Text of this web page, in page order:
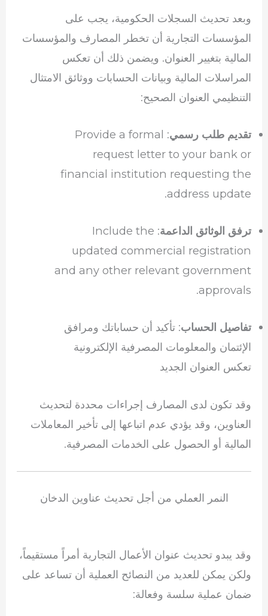
وبعد تحديث السجلات الحكومية، يجب على
المؤسسات التجارية أن تخطر المصارف والمؤسسات
المالية بتغيير العنوان. ويضمن ذلك أن تعكس
المراسلات المالية وبيانات الحسابات ووثائق الامتثال
التنظيمي العنوان الصحيح:
تقديم طلب رسمي : Provide a formal
request letter to your bank or
financial institution requesting the
address update.
ترفق الوثائق الداعمة : Include the
updated commercial registration
and any other relevant government
approvals.
تفاصيل الحساب: تأكيد أن حساباتك ومرافق
الإئتمان والمعلومات المصرفية الإلكترونية
تعكس العنوان الجديد
وقد تكون لدى المصارف إجراءات محددة لتحديث
العناوين، وقد يؤدي عدم اتباعها إلى تأخير المعاملات
المالية أو الحصول على الخدمات المصرفية.
النمر العملي من أجل تحديث عناوين الدخان
وقد يبدو تحديث عنوان الأعمال التجارية أمراً مستقيماً،
ولكن يمكن للعديد من النصائح العملية أن تساعد على
ضمان عملية سلسة وفعالة: